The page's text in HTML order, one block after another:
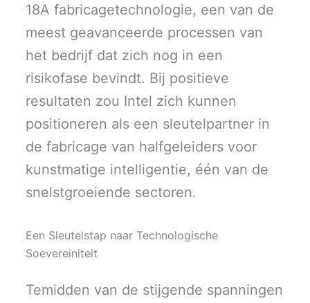
18A fabricagetechnologie, een van de
meest geavanceerde processen van
het bedrijf dat zich nog in een
risikofase bevindt. Bij positieve
resultaten zou Intel zich kunnen
positioneren als een sleutelpartner in
de fabricage van halfgeleiders voor
kunstmatige intelligentie, één van de
snelstgroeiende sectoren.
Een Sleutelstap naar Technologische
Soevereiniteit
Temidden van de stijgende spanningen